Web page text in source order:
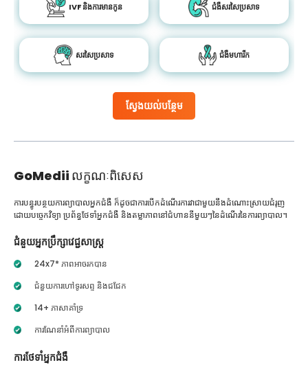
ស្វែងយល់បន្ថែម
IVF និងការមានកូន ជំងឺសរសៃប្រសាទ
សរសៃប្រសាទ ជំងឺមហារីក
GoMedii លក្ខណៈពិសេស
ការបន្ធូរបន្ថយការព្យាបាលអ្នកជំងឺ ក៏ដូចជាការបើកដំណើរការវាជាមួយនឹងដំណោះស្រាយជំរុញ
ដោយបច្ចេកវិទ្យា ប្រព័ន្ធថែទាំអ្នកជំងឺ និងតម្លាភាពនៅជំហាននីមួយៗនៃដំណើរនៃការព្យាបាល។
ជំនួយអ្នកប្រឹក្សាវេជ្ជសាស្ត្រ
24x7* ភាពអាចរកបាន
ជំនួយការហៅទូរសព្ទ និងជជែក
14+ ភាសាគាំទ្រ
ការណែនាំអំពីការព្យាបាល
ការថែទាំអ្នកជំងឺ